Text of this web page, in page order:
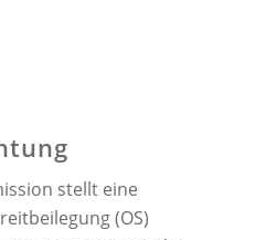
stellt eine
(OS)